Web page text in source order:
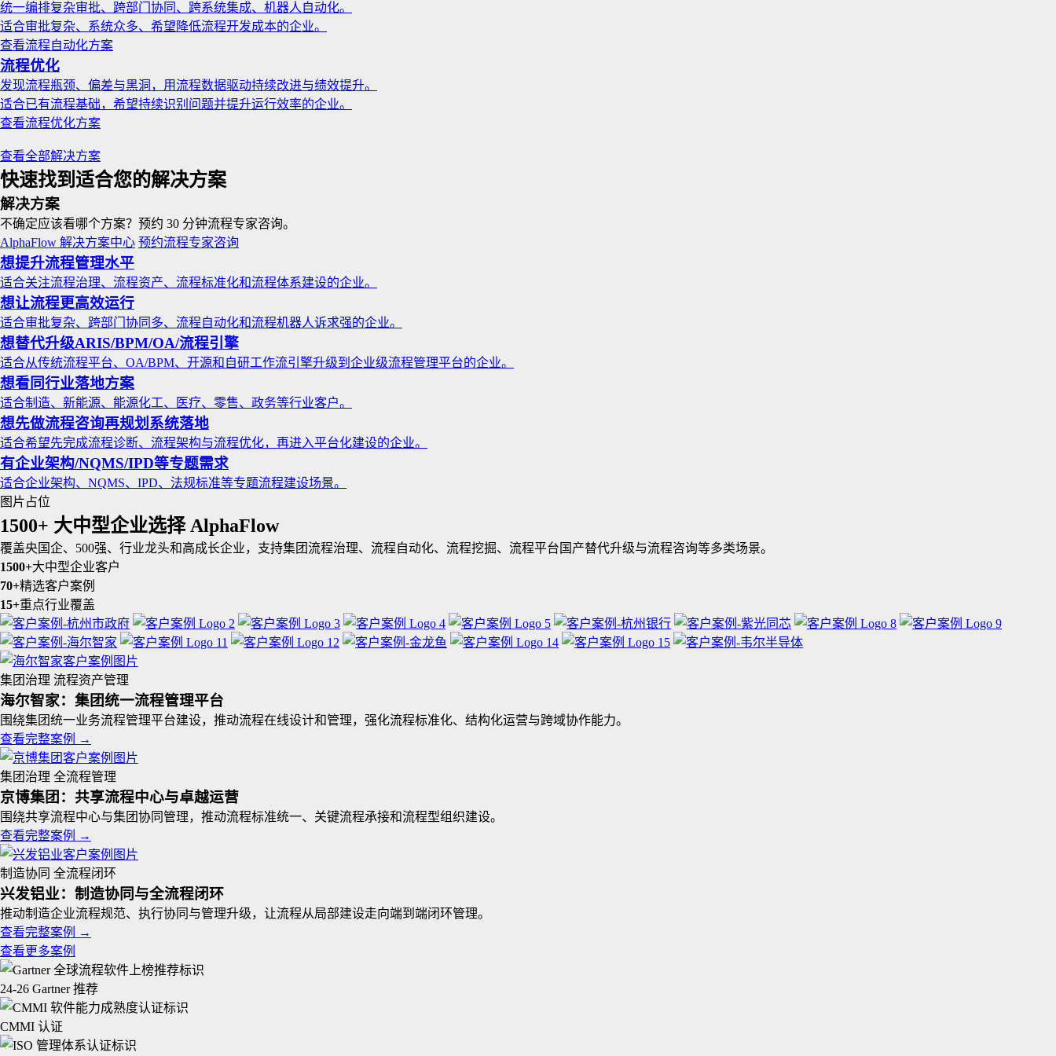
统一编排复杂审批、跨部门协同、跨系统集成、机器人自动化。
适合审批复杂、系统众多、希望降低流程开发成本的企业。
查看流程自动化方案
流程优化
发现流程瓶颈、偏差与黑洞，用流程数据驱动持续改进与绩效提升。
适合已有流程基础，希望持续识别问题并提升运行效率的企业。
查看流程优化方案
查看全部解决方案
快速找到适合您的解决方案
解决方案
不确定应该看哪个方案？预约 30 分钟流程专家咨询。
AlphaFlow 解决方案中心 预约流程专家咨询
想提升流程管理水平
适合关注流程治理、流程资产、流程标准化和流程体系建设的企业。
想让流程更高效运行
适合审批复杂、跨部门协同多、流程自动化和流程机器人诉求强的企业。
想替代升级ARIS/BPM/OA/流程引擎
适合从传统流程平台、OA/BPM、开源和自研工作流引擎升级到企业级流程管理平台的企业。
想看同行业落地方案
适合制造、新能源、能源化工、医疗、零售、政务等行业客户。
想先做流程咨询再规划系统落地
适合希望先完成流程诊断、流程架构与流程优化，再进入平台化建设的企业。
有企业架构/NQMS/IPD等专题需求
适合企业架构、NQMS、IPD、法规标准等专题流程建设场景。
图片占位
1500+ 大中型企业选择 AlphaFlow
覆盖央国企、500强、行业龙头和高成长企业，支持集团流程治理、流程自动化、流程挖掘、流程平台国产替代升级与流程咨询等多类场景。
1500+大中型企业客户
70+精选客户案例
15+重点行业覆盖
集团治理 流程资产管理
海尔智家：集团统一流程管理平台
围绕集团统一业务流程管理平台建设，推动流程在线设计和管理，强化流程标准化、结构化运营与跨域协作能力。
查看完整案例
→
集团治理 全流程管理
京博集团：共享流程中心与卓越运营
围绕共享流程中心与集团协同管理，推动流程标准统一、关键流程承接和流程型组织建设。
查看完整案例
→
制造协同 全流程闭环
兴发铝业：制造协同与全流程闭环
推动制造企业流程规范、执行协同与管理升级，让流程从局部建设走向端到端闭环管理。
查看完整案例
→
查看更多案例
24-26 Gartner 推荐
CMMI 认证